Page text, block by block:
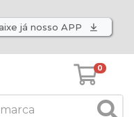
já nosso APP
0